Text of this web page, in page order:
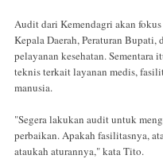
Audit dari Kemendagri akan fokus
Kepala Daerah, Peraturan Bupati,
pelayanan kesehatan. Sementara
teknis terkait layanan medis,
manusia.
"Segera lakukan audit untuk
perbaikan. Apakah fasilitasnya,
ataukah aturannya," kata Tito.